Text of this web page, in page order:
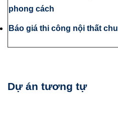
phong cách
Báo giá thi công nội thất
Dự án tương tự